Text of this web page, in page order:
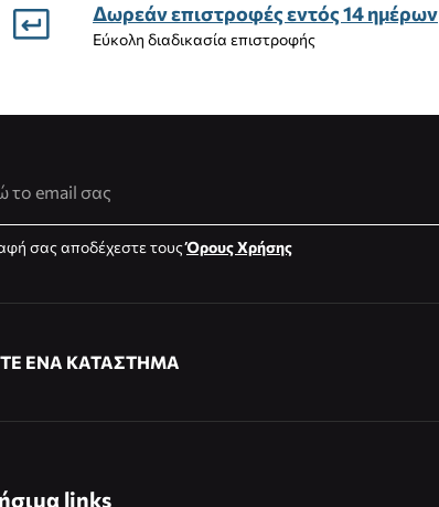
Δωρεάν επιστροφές εντός 14 ημέρων
Εύκολη διαδικασία επιστροφής
σας αποδέχεστε τουςΌρους Χρήσης
ΕΝΑ ΚΑΤΑΣΤΗΜΑ
links